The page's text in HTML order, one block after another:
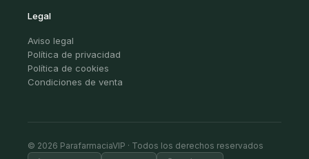
Legal
Aviso legal
Política de privacidad
Política de cookies
Condiciones de venta
© 2026 ParafarmaciaVIP · Todos los derechos reservados